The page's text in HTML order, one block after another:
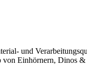
und
von Einhörnern, Dinos